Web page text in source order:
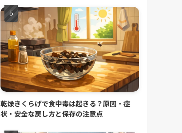
乾燥きくらげで食中毒は起きる？原因・症
状・安全な戻し方と保存の注意点